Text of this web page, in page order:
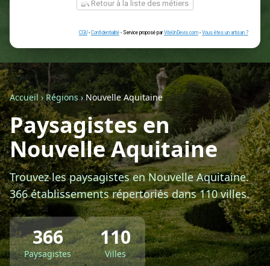
ou
Retour à la liste des métiers
CGU-Confidentialité- Service proposé parViteUnDevis.com-Vous
Accueil›Régions›Nouvelle Aquitaine
Paysagistes en
Nouvelle Aquitaine
Trouvez les paysagistes en Nouvelle Aquitaine.
366 établissements répertoriés dans 110 villes.
366
Paysagistes
110
Villes